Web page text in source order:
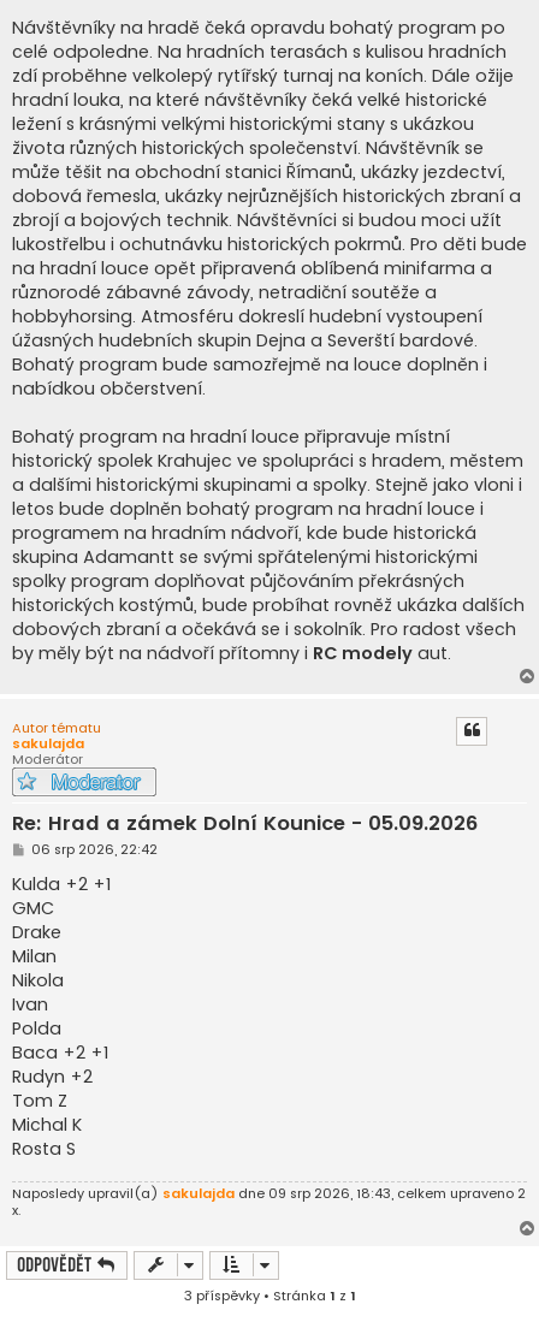
Návštěvníky na hradě čeká opravdu bohatý program po
celé odpoledne. Na hradních terasách s kulisou hradních
zdí proběhne velkolepý rytířský turnaj na koních. Dále ožije
hradní louka, na které návštěvníky čeká velké historické
ležení s krásnými velkými historickými stany s ukázkou
života různých historických společenství. Návštěvník se
může těšit na obchodní stanici Římanů, ukázky jezdectví,
dobová řemesla, ukázky nejrůznějších historických zbraní a
zbrojí a bojových technik. Návštěvníci si budou moci užít
lukostřelbu i ochutnávku historických pokrmů. Pro děti bude
na hradní louce opět připravená oblíbená minifarma a
různorodé zábavné závody, netradiční soutěže a
hobbyhorsing. Atmosféru dokreslí hudební vystoupení
úžasných hudebních skupin Dejna a Severští bardové.
Bohatý program bude samozřejmě na louce doplněn i
nabídkou občerstvení.
Bohatý program na hradní louce připravuje místní
historický spolek Krahujec ve spolupráci s hradem, městem
a dalšími historickými skupinami a spolky. Stejně jako vloni i
letos bude doplněn bohatý program na hradní louce i
programem na hradním nádvoří, kde bude historická
skupina Adamantt se svými spřátelenými historickými
spolky program doplňovat půjčováním překrásných
historických kostýmů, bude probíhat rovněž ukázka dalších
dobových zbraní a očekává se i sokolník. Pro radost všech
by měly být na nádvoří přítomny i RC modely aut.
Autor tématu
sakulajda
Moderátor
Re: Hrad a zámek Dolní Kounice - 05.09.2026
P
í
s
p
ě
v
e
k
06 srp 2026, 22:42
Kulda +2 +1
GMC
Drake
Milan
Nikola
Ivan
Polda
Baca +2 +1
Rudyn +2
Tom Z
Michal K
Rosta S
Naposledy upravil(a) sakulajda dne 09 srp 2026, 18:43, celkem upraveno 2
x.
Odpovědět
3 příspěvky • Stránka 1 z 1